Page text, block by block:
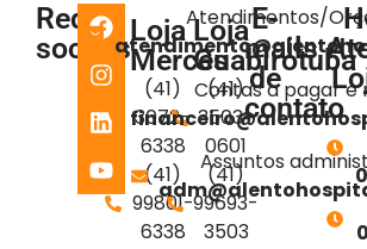
Redes
sociais
Loja
Mercês
(41)
3072-
6338
(41)
99801-
6338
Loja
Guabirotuba
(41)
3503-
0601
(41)
99693-
3503
E-
mails
de
contato
Atendimentos/
Contas a pagar e
Assuntos